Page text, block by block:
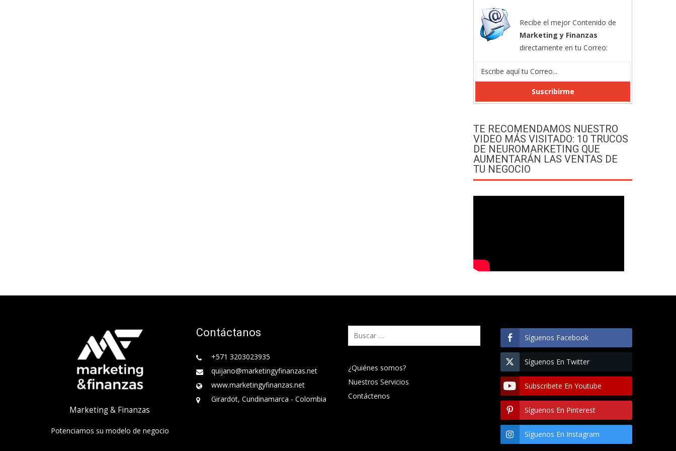
Recibe el mejor Contenido de
Marketing y Finanzas
directamente en tu Correo:
TE RECOMENDAMOS NUESTRO
VIDEO MÁS VISITADO: 10 TRUCOS
DE NEUROMARKETING QUE
AUMENTARÁN LAS VENTAS DE
TU NEGOCIO
Marketing & Finanzas
Potenciamos su modelo de negocio
Contáctanos
+571 3203023935
quijano@marketingyfinanzas.net
www.marketingyfinanzas.net
Girardot, Cundinamarca - Colombia
Buscar:
¿Quiénes somos?
Nuestros Servicios
Contáctenos
Síguenos Facebook
Síguenos En Twitter
Subscribete En Youtube
Síguenos En Pinterest
Síguenos En Instagram